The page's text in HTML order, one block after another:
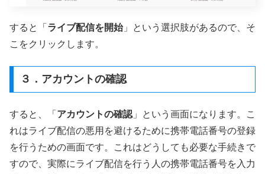
すると「 ライブ配信を開始」という選択肢があるので、そ
こをクリックします。
３．アカウントの確認
すると、「 アカウントの確認 」という画面になります。こ
れはライブ配信の悪用を避けるために携帯電話番号の登録
を行うための画面です。これはどうしても必要な手続きで
すので、実際にライブ配信を行う人の携帯電話番号を入力